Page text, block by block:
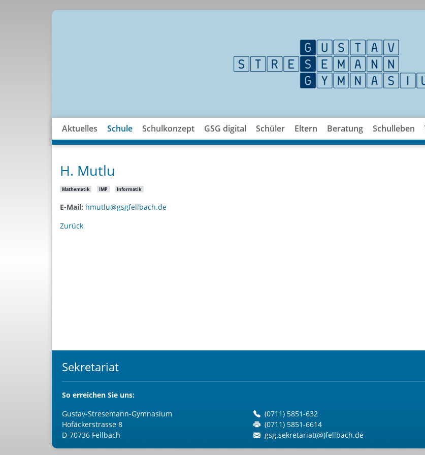
Aktuelles Schule Schulkonzept GSG digital Schüler Eltern Beratung Schulleben
H. Mutlu
Mathematik IMP Informatik
E-Mail: hmutlu@gsgfellbach.de
Zurück
Sekretariat
So erreichen Sie uns:
Gustav-Stresemann-Gymnasium
Hofäckerstrasse 8
D-70736 Fellbach
(0711) 5851-632
(0711) 5851-6614
gsg.sekretariat(@)fellbach.de